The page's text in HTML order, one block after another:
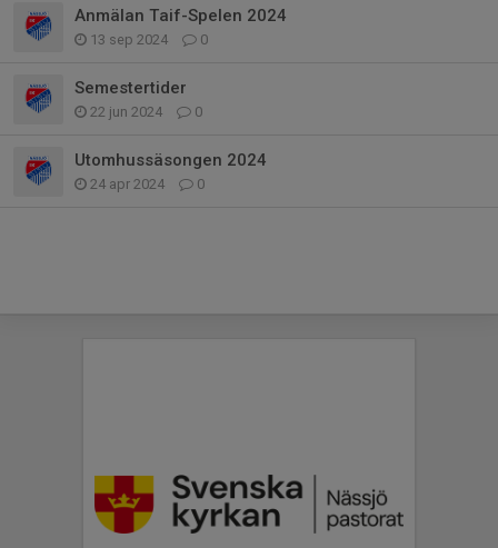
Anmälan Taif-Spelen 2024
13 sep 2024 0
Semestertider
22 jun 2024 0
Utomhussäsongen 2024
24 apr 2024 0